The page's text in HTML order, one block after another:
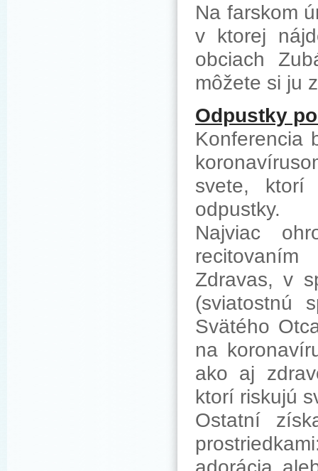
Na farskom
v ktorej
obciach
môžete si ju
Odpustky
Konferencia
svete,
odpustky.
Najviac
Zdravas, v
(sviatostnú
Svätého
na
ako aj
ktorí riskujú
Ostatní